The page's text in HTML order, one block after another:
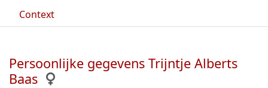
Context
Persoonlijke gegevens Trijntje Alberts
Baas